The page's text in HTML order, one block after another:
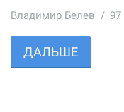
Владимир Белев 97
ДАЛЬШЕ